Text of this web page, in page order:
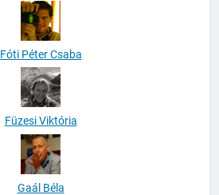
Fóti Péter Csaba
Füzesi Viktória
Gaál Béla